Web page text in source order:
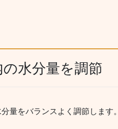
水分量を調節
量をバランスよく調節します。